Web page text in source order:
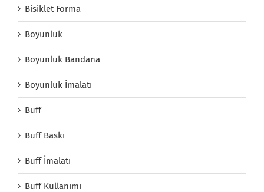
Bisiklet Forma
Boyunluk
Boyunluk Bandana
Boyunluk İmalatı
Buff
Buff Baskı
Buff İmalatı
Buff Kullanımı